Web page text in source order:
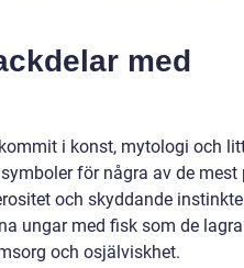
med
i konst, mytologi och
för några av de mest
och skyddande
ungar med fisk som de
och osjälviskhet.